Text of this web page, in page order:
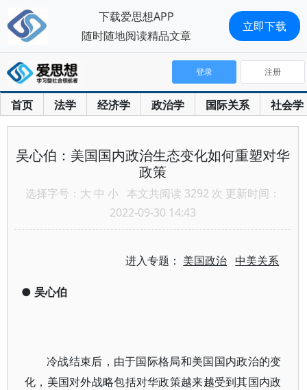
首页 法学 经济学 政治学 国际关系 社会学
登录 注册
吴心伯：美国国内政治生态变化如何重塑对华
政策
选择字号： 大 中 小 本文共阅读 3292 次 更新时间：
2022-09-30 14:43
进入专题： 美国政治 中美关系
● 吴心伯
冷战结束后，由于国际格局和美国国内政治的变
化，美国对外战略包括对华政策越来越受到其国内政
下载爱思想APP
随时随地阅读精品文章
立即下载